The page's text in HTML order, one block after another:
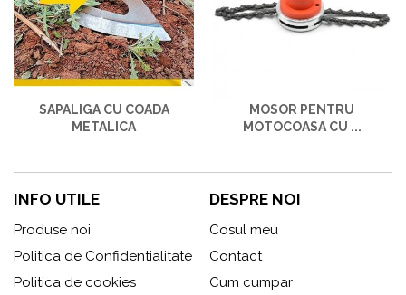
SAPALIGA CU COADA
METALICA
MOSOR PENTRU
MOTOCOASA CU ...
INFO UTILE
Produse noi
Politica de Confidentialitate
Politica de cookies
DESPRE NOI
Cosul meu
Contact
Cum cumpar